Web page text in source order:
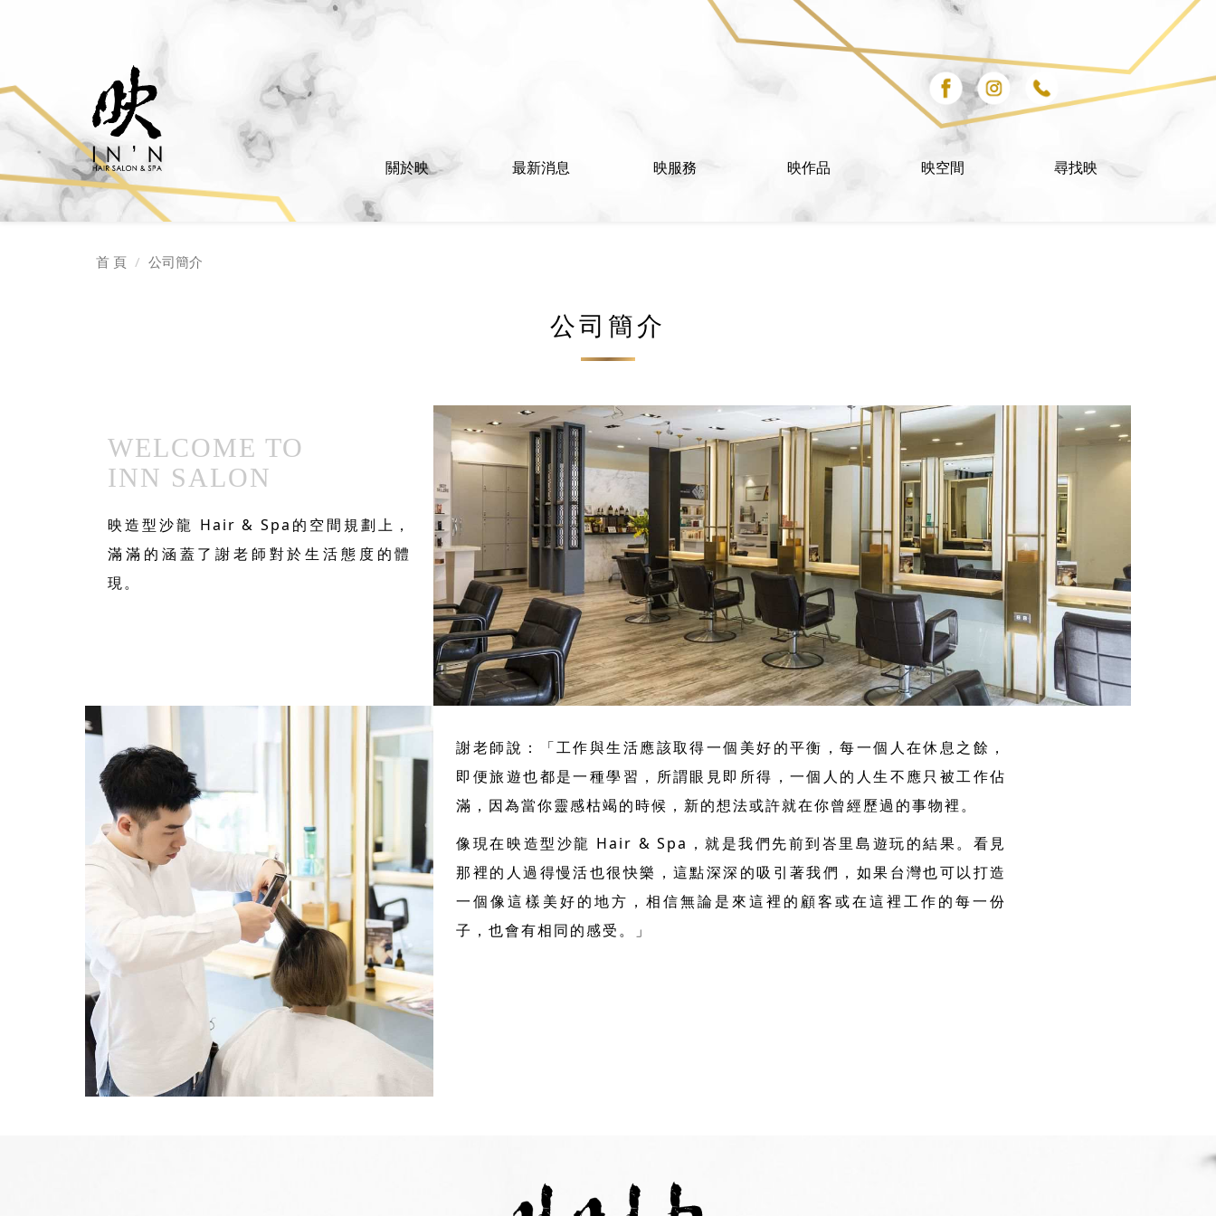
關於映 最新消息 映服務 映作品 映空間 尋找映
首 頁 公司簡介
公司簡介
WELCOME TO
INN SALON
映造型沙龍 Hair & Spa的空間規劃上，
滿滿的涵蓋了謝老師對於生活態度的體
現。
謝老師說：「工作與生活應該取得一個美好的平衡，每一個人在休息之餘，
即便旅遊也都是一種學習，所謂眼見即所得，一個人的人生不應只被工作佔
滿，因為當你靈感枯竭的時候，新的想法或許就在你曾經歷過的事物裡。
像現在映造型沙龍 Hair & Spa，就是我們先前到峇里島遊玩的結果。看見
那裡的人過得慢活也很快樂，這點深深的吸引著我們，如果台灣也可以打造
一個像這樣美好的地方，相信無論是來這裡的顧客或在這裡工作的每一份
子，也會有相同的感受。」